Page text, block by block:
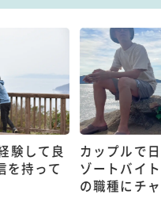
験して良
を持って
カップルで
ゾートバイ
の職種にチ